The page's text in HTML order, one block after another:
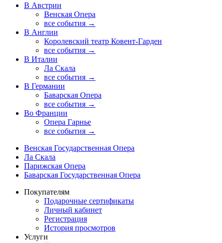
В Австрии
Венская Опера
все события →
В Англии
Королевский театр Ковент-Гарден
все события →
В Италии
Ла Скала
все события →
В Германии
Баварская Опера
все события →
Во Франции
Опера Гарнье
все события →
Венская Государственная Опера
Ла Скала
Парижская Опера
Баварская Государственная Опера
Покупателям
Подарочные сертификаты
Личный кабинет
Регистрация
История просмотров
Услуги